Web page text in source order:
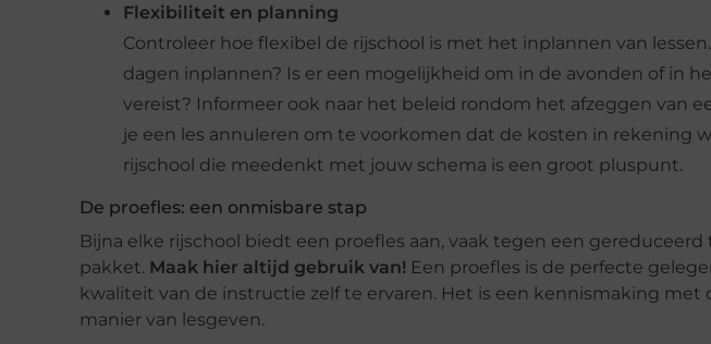
Flexibiliteit en planning
Controleer hoe flexibel de rijschool is met het inplannen van
dagen inplannen? Is er een mogelijkheid om in de avonden of in
vereist? Informeer ook naar het beleid rondom het afzeggen van
je een les annuleren om te voorkomen dat de kosten in rekening
rijschool die meedenkt met jouw schema is een groot pluspunt.
De proefles: een onmisbare stap
Bijna elke rijschool biedt een proefles aan, vaak tegen een gereduceerd
pakket. Maak hier altijd gebruik van! Een proefles is de perfecte
kwaliteit van de instructie zelf te ervaren. Het is een kennismaking met
manier van lesgeven.